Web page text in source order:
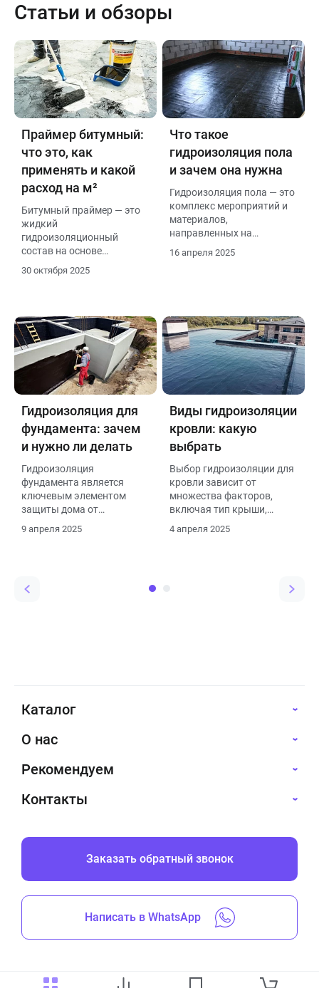
Статьи и обзоры
Праймер битумный:
что это, как
применять и какой
расход на м²
Битумный праймер — это
жидкий
гидроизоляционный
состав на основе
нефтяного битума и
растворителей.
различных поверхностей
(бетон, кирпич, металл,
дерево) перед нанесением
гидроизоляции.
30 октября 2025
Что такое
гидроизоляция пола
и зачем она нужна
Гидроизоляция пола — это
комплекс мероприятий и
материалов,
направленных на
проникновения воды или
защиты строительных
конструкций от
разрушения под
воздействием влаги и
имеет несколько важных
функций:
16 апреля 2025
Гидроизоляция для
фундамента: зачем
и нужно ли делать
Гидроизоляция
фундамента является
ключевым элементом
защиты дома от
воды, что обеспечивает
основные причины, по
9 апреля 2025
Виды гидроизоляции
кровли: какую
выбрать
Выбор гидроизоляции для
кровли зависит от
множества факторов,
включая тип крыши,
региона, бюджет и
материалов. Вот основные
4 апреля 2025
Каталог
О нас
Рекомендуем
Контакты
Заказать обратный звонок
Написать в WhatsApp
Все права защищены © 2019-2026